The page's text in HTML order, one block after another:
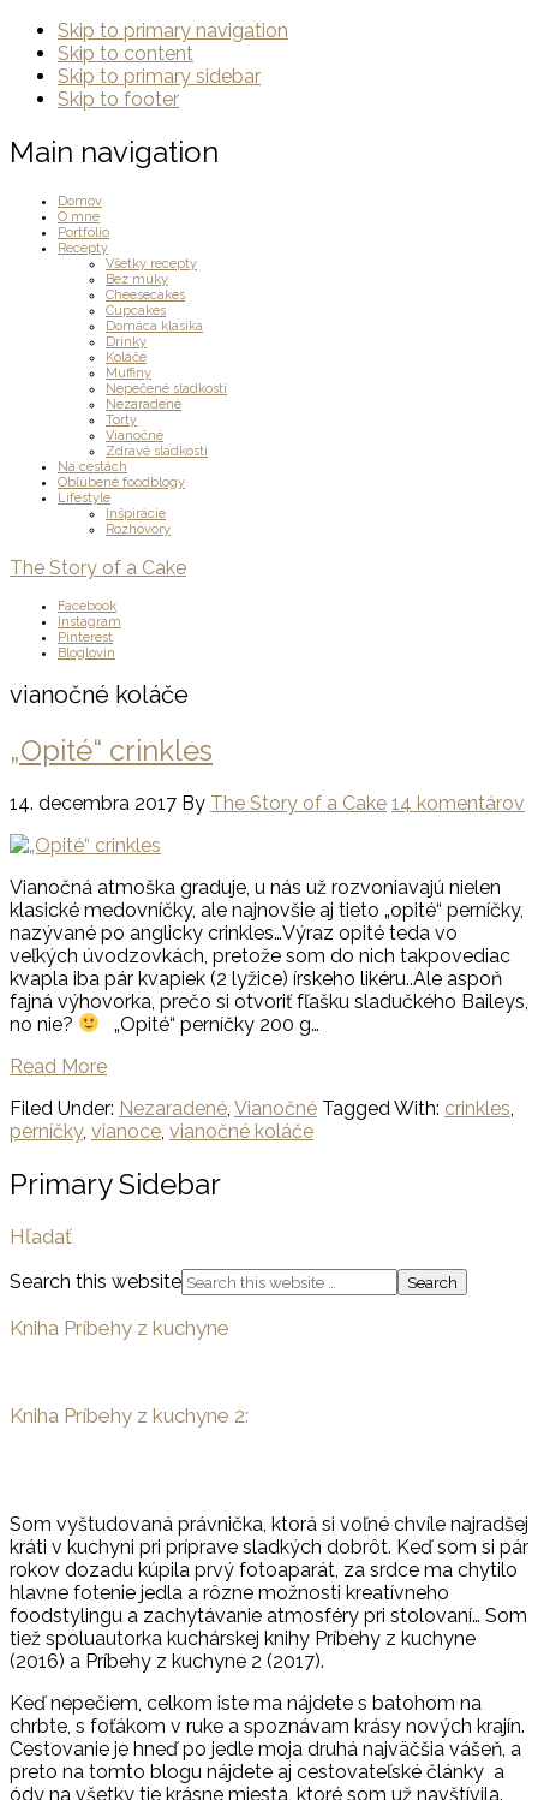
Skip to primary navigation
Skip to content
Skip to primary sidebar
Skip to footer
Main navigation
Domov
O mne
Portfólio
Recepty
Všetky recepty
Bez múky
Cheesecakes
Cupcakes
Domáca klasika
Drinky
Koláče
Muffiny
Nepečené sladkosti
Nezaradené
Torty
Vianočné
Zdravé sladkosti
Na cestách
Obľúbené foodblogy
Lifestyle
Inšpirácie
Rozhovory
The Story of a Cake
Facebook
Instagram
Pinterest
Bloglovin
vianočné koláče
„Opité“ crinkles
14. decembra 2017 By The Story of a Cake 14 komentárov
Vianočná atmoška graduje, u nás už rozvoniavajú nielen
klasické medovníčky, ale najnovšie aj tieto „opité“ perníčky,
nazývané po anglicky crinkles…Výraz opité teda vo
veľkých úvodzovkách, pretože som do nich takpovediac
kvapla iba pár kvapiek (2 lyžice) írskeho likéru..Ale aspoň
fajná výhovorka, prečo si otvoriť fľašku sladučkého Baileys,
no nie?
„Opité“ perníčky 200 g…
Read More
Filed Under: Nezaradené Vianočné Tagged With: crinkles
perníčky, vianoce vianočné koláče
Primary Sidebar
Hľadať
Search this website
Kniha Príbehy z kuchyne
Kniha Príbehy z kuchyne 2:
Som vyštudovaná právnička, ktorá si voľné chvíle najradšej
kráti v kuchyni pri príprave sladkých dobrôt. Keď som si pár
rokov dozadu kúpila prvý fotoaparát, za srdce ma chytilo
hlavne fotenie jedla a rôzne možnosti kreatívneho
foodstylingu a zachytávanie atmosféry pri stolovaní… Som
tiež spoluautorka kuchárskej knihy Príbehy z kuchyne
(2016) a Príbehy z kuchyne 2 (2017).
Keď nepečiem, celkom iste ma nájdete s batohom na
chrbte, s foťákom v ruke a spoznávam krásy nových krajín.
Cestovanie je hneď po jedle moja druhá najväčšia vášeň, a
preto na tomto blogu nájdete aj cestovateľské články a
ódy na všetky tie krásne miesta, ktoré som už navštívila.